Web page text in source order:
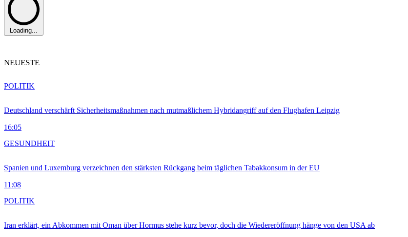
Loading...
NEUESTE
Deutschland verschärft Sicherheitsmaßnahmen nach mutmaßlichem Hybridangriff auf den Flughafen Leipzig
16:05
POLITIK
Spanien und Luxemburg verzeichnen den stärksten Rückgang beim täglichen Tabakkonsum in der EU
11:08
GESUNDHEIT
Iran erklärt, ein Abkommen mit Oman über Hormus stehe kurz bevor, doch die Wiedereröffnung hänge von den USA ab
POLITIK